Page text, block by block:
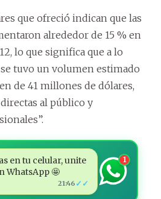
que ofreció indican que las
alrededor de 15 % en
lo que significa que a lo
tuvo un volumen estimado
de 41 millones de dólares,
al público y
en tu celular, unite
WhatsApp 🤩
21:46 ✓✓
1